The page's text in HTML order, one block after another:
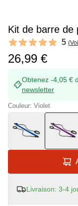
Kit de barre de
Reviews
5 out of 5 stars 5 (
26,99 €
Obtenez -4,05 €
newsletter
Couleur: Violet
Livraison: 3-4